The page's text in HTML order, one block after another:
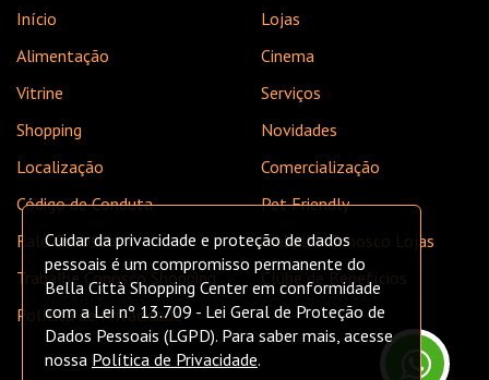
Início
Lojas
Alimentação
Cinema
Vitrine
Serviços
Shopping
Novidades
Localização
Comercialização
Código de Conduta
Pet Friendly
Fale Conosco
Trabalhe Conosco Lojas
Trabalhe Conosco Shopping
Clube de Benefícios
Política de Privacidade
Cuidar da privacidade e proteção de dados
pessoais é um compromisso permanente do
Bella Città Shopping Center em conformidade
com a Lei nº 13.709 - Lei Geral de Proteção de
Dados Pessoais (LGPD). Para saber mais, acesse
nossa Política de Privacidade.